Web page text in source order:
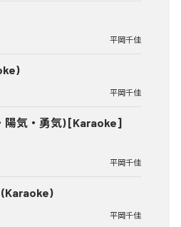
平岡千佳
平岡千佳
陽気・勇気) [Karaoke]
平岡千佳
平岡千佳